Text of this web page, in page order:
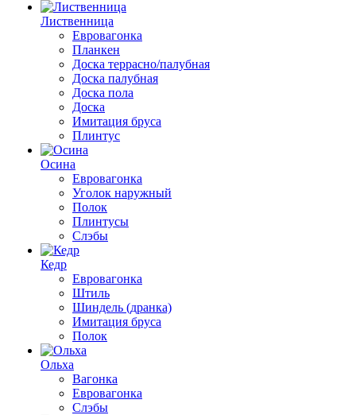
Лиственница
Евровагонка
Планкен
Доска террасно/палубная
Доска палубная
Доска пола
Доска
Имитация бруса
Плинтус
Осина
Евровагонка
Уголок наружный
Полок
Плинтусы
Слэбы
Кедр
Евровагонка
Штиль
Шиндель (дранка)
Имитация бруса
Полок
Ольха
Вагонка
Евровагонка
Слэбы